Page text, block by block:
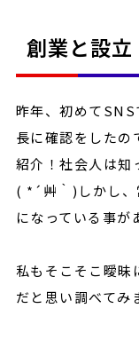
創業と設立
昨年、初めて
長に確認をしたの
紹介！社会人は知
( *´艸｀)しかし、
になっている事が
私もそこそこ曖昧
だと思い調べてみ